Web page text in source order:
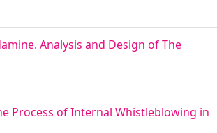
Analysis and Design of The
Process of Internal Whistleblowing in